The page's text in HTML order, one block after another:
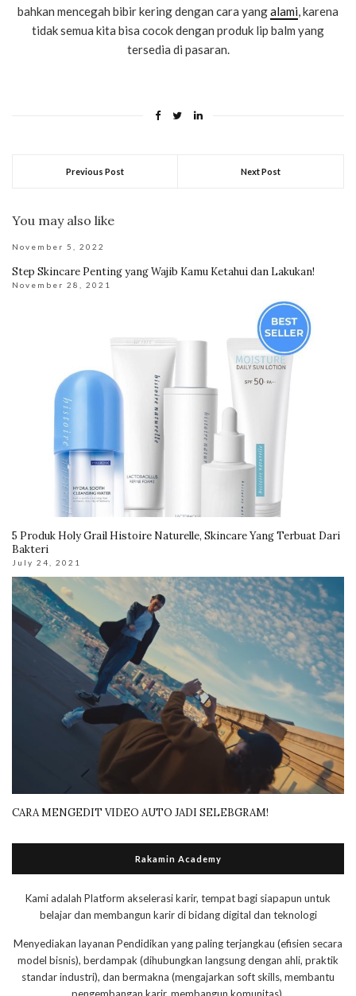
bahkan mencegah bibir kering dengan cara yangalami, karena
tidak semua kita bisa cocok dengan produk lip balm yang
tersedia di pasaran.
Previous Post Next Post
You may also like
November 5, 2022
Step Skincare Penting yang Wajib Kamu Ketahui dan Lakukan!
November 28, 2021
5 Produk Holy Grail Histoire Naturelle, Skincare Yang Terbuat Dari
Bakteri
July 24, 2021
CARA MENGEDIT VIDEO AUTO JADI SELEBGRAM!
Rakamin Academy
Kami adalah Platform akselerasi karir, tempat bagi siapapun untuk
belajar dan membangun karir di bidang digital dan teknologi
Menyediakan layanan Pendidikan yang paling terjangkau (efisien secara
model bisnis), berdampak (dihubungkan langsung dengan ahli, praktik
standar industri), dan bermakna (mengajarkan soft skills, membantu